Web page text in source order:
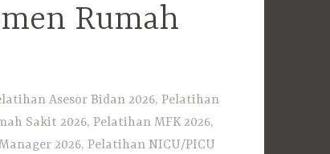
Rumah
Asesor Bidan 2026, Pelatihan
Sakit 2026, Pelatihan MFK 2026,
2026, Pelatihan NICU/PICU